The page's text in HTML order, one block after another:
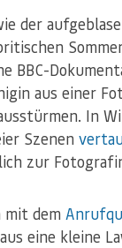
der
BBC-
aus einer
In
Szenen
zur
mit dem
eine kleine